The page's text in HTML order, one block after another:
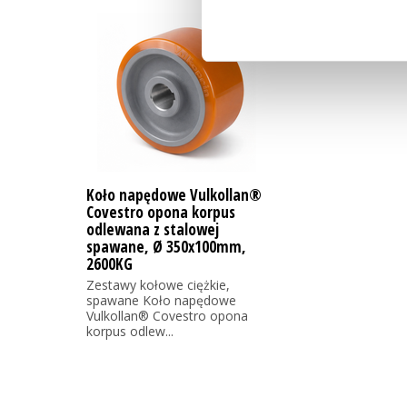
Koło napędowe Vulkollan®
Covestro opona korpus
odlewana z stalowej
spawane, Ø 350x100mm,
2600KG
Zestawy kołowe ciężkie,
spawane Koło napędowe
Vulkollan® Covestro opona
korpus odlew...